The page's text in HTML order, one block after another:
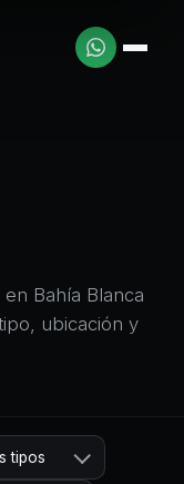
Bahía Blanca
ubicación y
tipos